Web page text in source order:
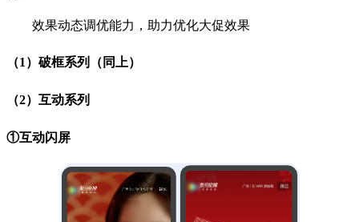
效果动态调优能力，助力优化大促效果
（1）破框系列（同上）
（2）互动系列
①互动闪屏